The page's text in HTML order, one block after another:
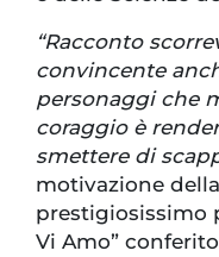
“Racconto
convincente
personaggi che
coraggio è
smettere di
motivazione
prestigiosissimo
Vi Amo”